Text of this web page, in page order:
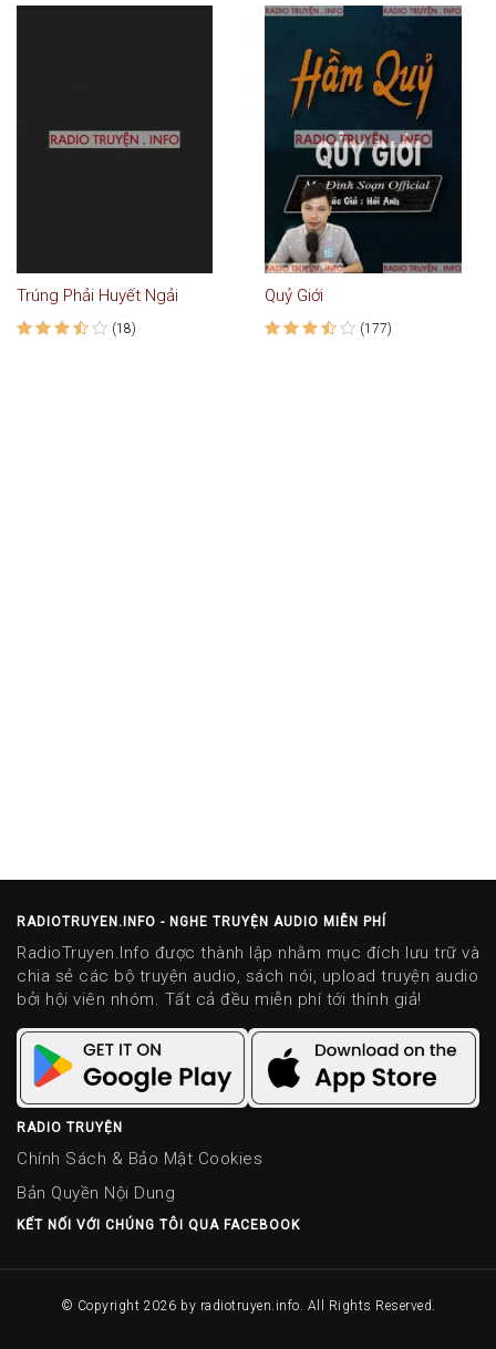
Trúng Phải Huyết Ngải
(18)
Quỷ Giới
(177)
RADIOTRUYEN.INFO - NGHE TRUYỆN AUDIO MIỄN PHÍ
RadioTruyen.Info được thành lập nhằm mục đích lưu trữ và
chia sẻ các bộ truyện audio, sách nói, upload truyện audio
bởi hội viên nhóm. Tất cả đều miễn phí tới thính giả!
RADIO TRUYỆN
Chính Sách & Bảo Mật Cookies
Bản Quyền Nội Dung
KẾT NỐI VỚI CHÚNG TÔI QUA FACEBOOK
© Copyright 2026 by radiotruyen.info. All Rights Reserved.